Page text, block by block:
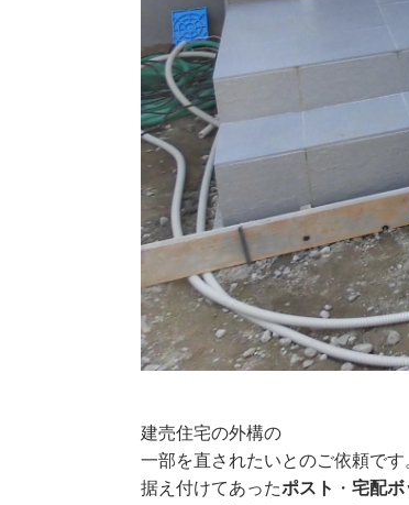
建売住宅の外構の
一部を直されたいとのご依頼です
据え付けてあったポスト ・宅配ボ